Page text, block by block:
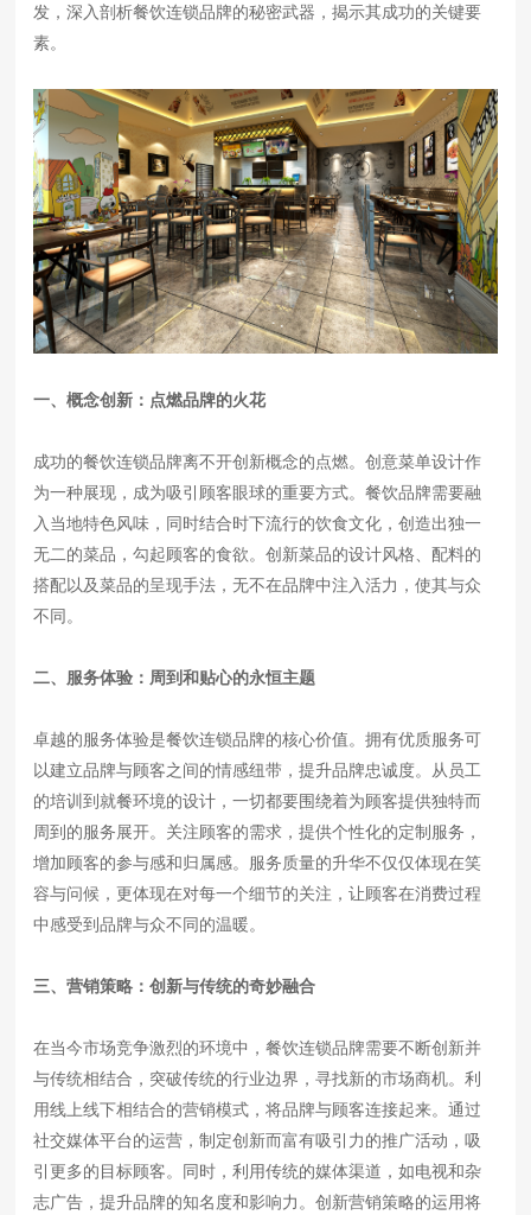
发，深入剖析餐饮连锁品牌的秘密武器，揭示其成功的关键要
素。
一、概念创新：点燃品牌的火花
成功的餐饮连锁品牌离不开创新概念的点燃。创意菜单设计作
为一种展现，成为吸引顾客眼球的重要方式。餐饮品牌需要融
入当地特色风味，同时结合时下流行的饮食文化，创造出独一
无二的菜品，勾起顾客的食欲。创新菜品的设计风格、配料的
搭配以及菜品的呈现手法，无不在品牌中注入活力，使其与众
不同。
二、服务体验：周到和贴心的永恒主题
卓越的服务体验是餐饮连锁品牌的核心价值。拥有优质服务可
以建立品牌与顾客之间的情感纽带，提升品牌忠诚度。从员工
的培训到就餐环境的设计，一切都要围绕着为顾客提供独特而
周到的服务展开。关注顾客的需求，提供个性化的定制服务，
增加顾客的参与感和归属感。服务质量的升华不仅仅体现在笑
容与问候，更体现在对每一个细节的关注，让顾客在消费过程
中感受到品牌与众不同的温暖。
三、营销策略：创新与传统的奇妙融合
在当今市场竞争激烈的环境中，餐饮连锁品牌需要不断创新并
与传统相结合，突破传统的行业边界，寻找新的市场商机。利
用线上线下相结合的营销模式，将品牌与顾客连接起来。通过
社交媒体平台的运营，制定创新而富有吸引力的推广活动，吸
引更多的目标顾客。同时，利用传统的媒体渠道，如电视和杂
志广告，提升品牌的知名度和影响力。创新营销策略的运用将